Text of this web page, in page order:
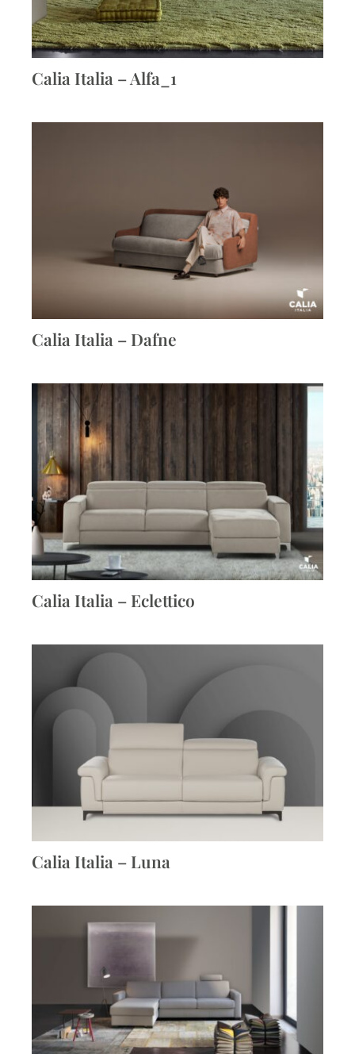
Calia Italia – Alfa_1
Calia Italia – Dafne
Calia Italia – Eclettico
Calia Italia – Luna